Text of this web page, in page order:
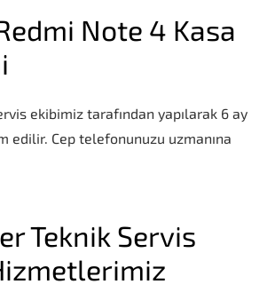
Note 4 Kasa
ekibimiz tarafından yapılarak 6 ay
edilir. Cep telefonunuzu uzmanına
Teknik Servis